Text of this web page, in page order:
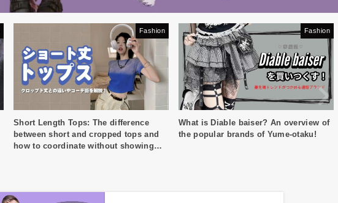
Fashion
Short Length Tops: The difference
between short and cropped tops and
how to coordinate without showing
Fashion
What is Diable baiser? An overview of
the popular brands of Yume-otaku!